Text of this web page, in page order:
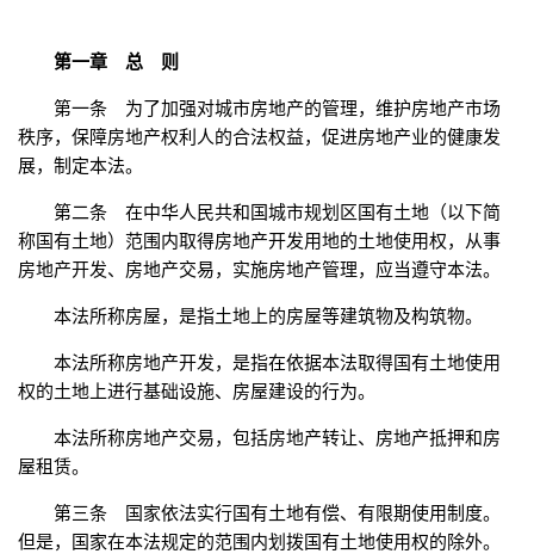
第一章 总 则
第一条 为了加强对城市房地产的管理，维护房地产市场
秩序，保障房地产权利人的合法权益，促进房地产业的健康发
展，制定本法。
第二条 在中华人民共和国城市规划区国有土地（以下简
称国有土地）范围内取得房地产开发用地的土地使用权，从事
房地产开发、房地产交易，实施房地产管理，应当遵守本法。
本法所称房屋，是指土地上的房屋等建筑物及构筑物。
本法所称房地产开发，是指在依据本法取得国有土地使用
权的土地上进行基础设施、房屋建设的行为。
本法所称房地产交易，包括房地产转让、房地产抵押和房
屋租赁。
第三条 国家依法实行国有土地有偿、有限期使用制度。
但是，国家在本法规定的范围内划拨国有土地使用权的除外。